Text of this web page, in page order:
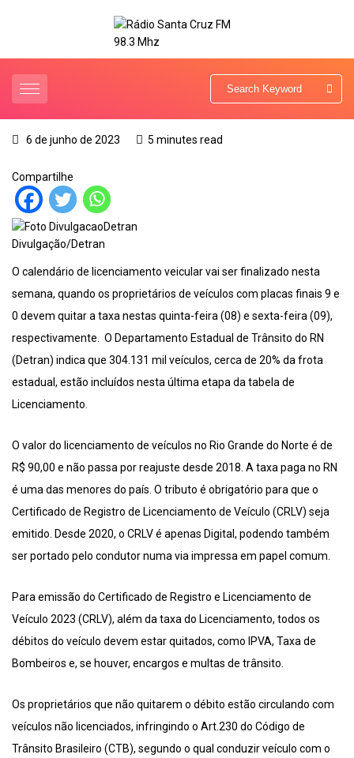
6 de junho de 2023 5 minutes read
Compartilhe
Divulgação/Detran
O calendário de licenciamento veicular vai ser finalizado nesta
semana, quando os proprietários de veículos com placas finais 9 e
0 devem quitar a taxa nestas quinta-feira (08) e sexta-feira (09),
respectivamente. O Departamento Estadual de Trânsito do RN
(Detran) indica que 304.131 mil veículos, cerca de 20% da frota
estadual, estão incluídos nesta última etapa da tabela de
Licenciamento.
O valor do licenciamento de veículos no Rio Grande do Norte é de
R$ 90,00 e não passa por reajuste desde 2018. A taxa paga no RN
é uma das menores do país. O tributo é obrigatório para que o
Certificado de Registro de Licenciamento de Veículo (CRLV) seja
emitido. Desde 2020, o CRLV é apenas Digital, podendo também
ser portado pelo condutor numa via impressa em papel comum.
Para emissão do Certificado de Registro e Licenciamento de
Veículo 2023 (CRLV), além da taxa do Licenciamento, todos os
débitos do veículo devem estar quitados, como IPVA, Taxa de
Bombeiros e, se houver, encargos e multas de trânsito.
Os proprietários que não quitarem o débito estão circulando com
veículos não licenciados, infringindo o Art.230 do Código de
Trânsito Brasileiro (CTB), segundo o qual conduzir veículo com o